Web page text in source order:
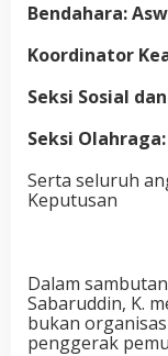
Bendahara:
Koordinator
Seksi Sosial
Seksi
Serta seluruh
Keputusan
Dalam
Sabaruddin, K.
bukan
penggerak